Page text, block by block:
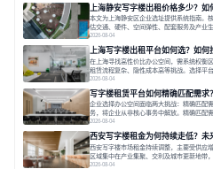
上海静安写字楼出租价格多少？如
本文为上海静安区企业选址提供系统指南。
估交通、硬件、空间弹性、配套服务及产业
出打破固定工位思维，采用精装灵活空间与
以说明。之后指出，专业运营服务商提供的
价值、助力企业成长的关键。对于许多在
2026-08-04
上海写字楼出租平台如何选？如何
在上海寻找高性价比办公空间，需系统权衡
租赁流程复杂、隐性成本高等挑战。选择平
为例，其提供从空间到生态的解决方案，通
业应明确自身需求，实地考察，选择能支持
空间，对于企业行政负责人、中小企业主
2026-08-04
写字楼租赁平台如何精确匹配需求
企业选择办公空间面临两大挑战：精确匹配
务，将企业从非核心事务中解放。精确匹配
接；签约后则需构建覆盖硬件运维、共享配
与个性化运营结合，以全国布局和产业生态
力转变。在为企业寻找办公空间的过程中，
2026-08-04
西安写字楼租金为何持续走低？未
西安写字楼市场租金持续调整，主要受供应
区域集中在产业集聚、交利及城市更新地带
性与员工体验，倾向于提供全包式服务的办
2026-08-04